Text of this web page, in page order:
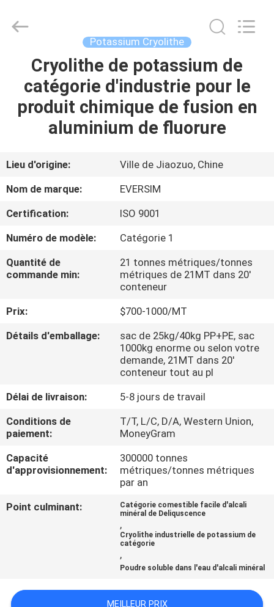
MAISON
VIDÉOS
À
PROPOS
DE
DE
CONTRÔLE
DE
QUALITÉ
NOUS
Imp.&Exp.Co.,Ltd.
Potassium Cryolithe
Cryolithe de potassium de
catégorie d'industrie pour le
produit chimique de fusion en
aluminium de fluorure
Lieu d'origine:
Ville de Jiaozuo, Chine
Nom de marque:
EVERSIM
Certification:
ISO 9001
Numéro de modèle:
Catégorie 1
Quantité de
commande min:
21 tonnes métriques/tonnes
métriques de 21MT dans 20'
conteneur
Prix:
$700-1000/MT
Détails d'emballage:
sac de 25kg/40kg PP+PE, sac
1000kg enorme ou selon votre
demande, 21MT dans 20'
conteneur tout au pl
Délai de livraison:
5-8 jours de travail
Conditions de
paiement:
T/T, L/C, D/A, Western Union,
MoneyGram
Capacité
d'approvisionnement:
300000 tonnes
métriques/tonnes métriques
par an
Point culminant:
Catégorie comestible facile d'alcali
minéral de Deliquscence
,
Cryolithe industrielle de potassium de
catégorie
,
Poudre soluble dans l'eau d'alcali minéral
MEILLEUR PRIX